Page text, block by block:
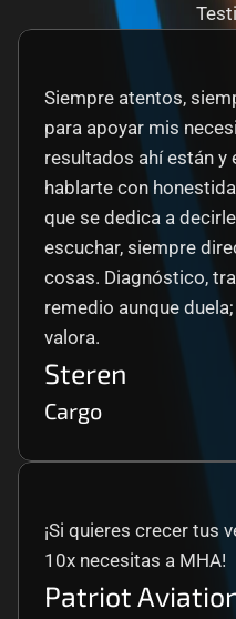
Siempre atentos,
para apoyar mis
resultados ahí están y
hablarte con
que se dedica a
escuchar, siempre
cosas. Diagnóstico,
remedio aunque
valora.
Steren
Cargo
¡Si quieres crecer tus
10x necesitas a MHA!
Patriot